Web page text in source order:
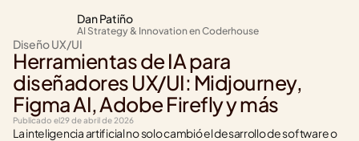
Dan Patiño
AI Strategy & Innovation en Coderhouse
Diseño UX/UI
Herramientas de IA para
diseñadores UX/UI: Midjourney,
Figma AI, Adobe Firefly y más
Publicado el29 de abril de 2026
La inteligencia artificial no solo cambió el desarrollo de software o